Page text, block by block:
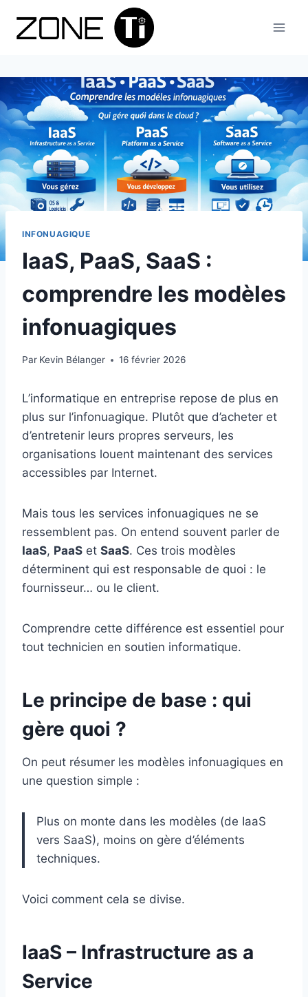
INFONUAGIQUE
IaaS, PaaS, SaaS :
comprendre les modèles
infonuagiques
Par Kevin Bélanger 16 février 2026
L’informatique en entreprise repose de plus en
plus sur l’infonuagique. Plutôt que d’acheter et
d’entretenir leurs propres serveurs, les
organisations louent maintenant des services
accessibles par Internet.
Mais tous les services infonuagiques ne se
ressemblent pas. On entend souvent parler de
IaaS, PaaS et SaaS. Ces trois modèles
déterminent qui est responsable de quoi : le
fournisseur… ou le client.
Comprendre cette différence est essentiel pour
tout technicien en soutien informatique.
Le principe de base : qui
gère quoi ?
On peut résumer les modèles infonuagiques en
une question simple :
Plus on monte dans les modèles (de IaaS
vers SaaS), moins on gère d’éléments
techniques.
Voici comment cela se divise.
IaaS – Infrastructure as a
Service